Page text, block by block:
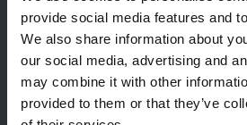
provide social media features and
We also share information about
our social media, advertising and
may combine it with other
provided to them or that they’ve
Contact général
Reiff Petroleum Luxembourg S.A.
Marburgerstrooss 21
9764 Marnach
Luxembourg